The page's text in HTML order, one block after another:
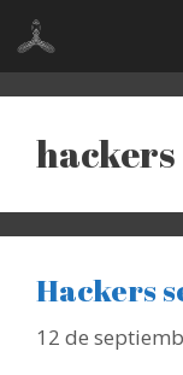
Saltar
contenido
hackers
Hackers
12 de